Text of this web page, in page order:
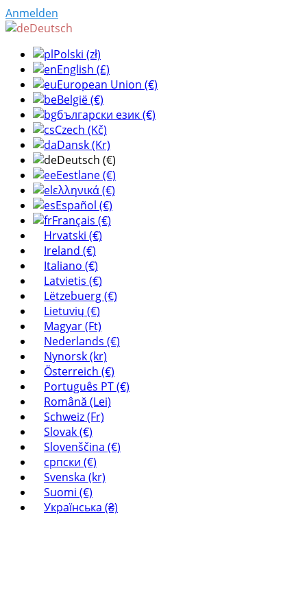
Anmelden
Deutsch
Polski (zł)
English (£)
European Union (€)
België (€)
български език (€)
Czech (Kč)
Dansk (Kr)
Deutsch (€)
Eestlane (€)
ελληνικά (€)
Español (€)
Français (€)
Hrvatski (€)
Ireland (€)
Italiano (€)
Latvietis (€)
Lëtzebuerg (€)
Lietuvių (€)
Magyar (Ft)
Nederlands (€)
Nynorsk (kr)
Österreich (€)
Português PT (€)
Română (Lei)
Schweiz (Fr)
Slovak (€)
Slovenščina (€)
српски (€)
Svenska (kr)
Suomi (€)
Українська (₴)